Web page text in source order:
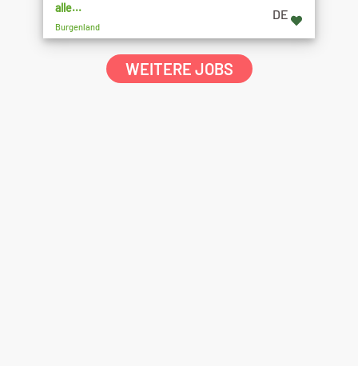
alle...
Burgenland
DE
WEITERE JOBS